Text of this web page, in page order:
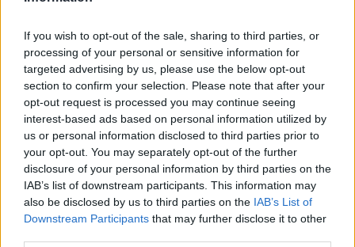
If you wish to opt-out of the sale, sharing to third parties, or
processing of your personal or sensitive information for
targeted advertising by us, please use the below opt-out
section to confirm your selection. Please note that after your
opt-out request is processed you may continue seeing
interest-based ads based on personal information utilized by
us or personal information disclosed to third parties prior to
your opt-out. You may separately opt-out of the further
disclosure of your personal information by third parties on the
IAB’s list of downstream participants. This information may
also be disclosed by us to third parties on the IAB’s List of
Downstream Participants that may further disclose it to other
Contraception - autre
Concerta (252)
ADHD - psychostimulants
Roaccutane (245)
Acné
Keppra (245)
Epilepsie
Doxycycline (243)
Antibiotiques - tetracyclines
Laroxyl (239)
Dépression - antidépresseurs TCA